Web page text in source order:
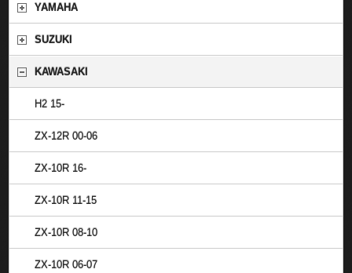
YAMAHA
SUZUKI
KAWASAKI
H2 15-
ZX-12R 00-06
ZX-10R 16-
ZX-10R 11-15
ZX-10R 08-10
ZX-10R 06-07